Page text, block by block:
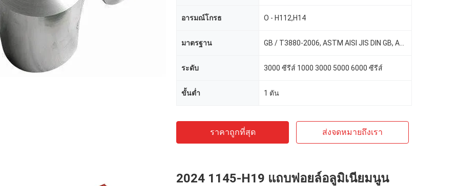
อารมณ์โกรธ O - H112,H14
มาตรฐาน
ระดับ 3000 ซีรีส์ 1000 3000 5000 6000 ซีรีส์
ขั้นต่ำ 1 ตัน
ราคาถูกที่สุด ส่งจดหมายถึงเรา
2024 1145-H19 แถบฟอยล์อลูมิเนียมนูน